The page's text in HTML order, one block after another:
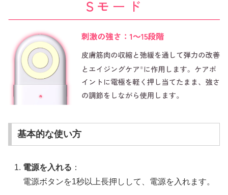
基本的な使い方
電源を入れる ：
電源ボタンを1秒以上長押しして、電源を入れます。